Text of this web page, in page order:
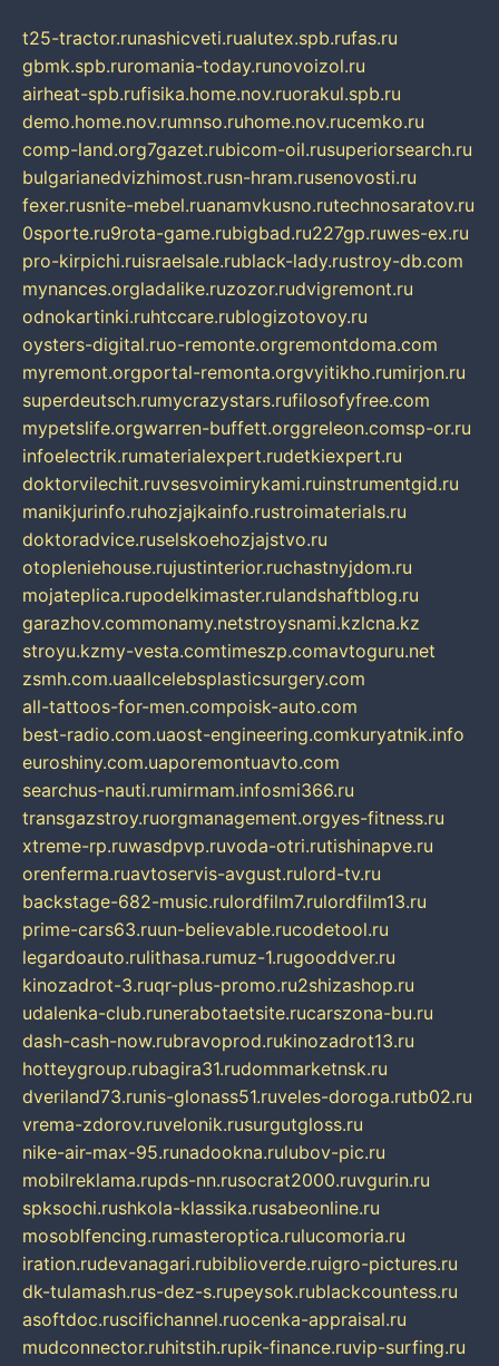
t25-tractor.runashicveti.rualutex.spb.rufas.ru
gbmk.spb.ruromania-today.runovoizol.ru
airheat-spb.rufisika.home.nov.ruorakul.spb.ru
demo.home.nov.rumnso.ruhome.nov.rucemko.ru
comp-land.org7gazet.rubicom-oil.rusuperiorsearch.ru
bulgarianedvizhimost.rusn-hram.rusenovosti.ru
fexer.rusnite-mebel.ruanamvkusno.rutechnosaratov.ru
0sporte.ru9rota-game.rubigbad.ru227gp.ruwes-ex.ru
pro-kirpichi.ruisraelsale.rublack-lady.rustroy-db.com
mynances.orgladalike.ruzozor.rudvigremont.ru
odnokartinki.ruhtccare.rublogizotovoy.ru
oysters-digital.ruo-remonte.orgremontdoma.com
myremont.orgportal-remonta.orgvyitikho.rumirjon.ru
superdeutsch.rumycrazystars.rufilosofyfree.com
mypetslife.orgwarren-buffett.orggreleon.comsp-or.ru
infoelectrik.rumaterialexpert.rudetkiexpert.ru
doktorvilechit.ruvsesvoimirykami.ruinstrumentgid.ru
manikjurinfo.ruhozjajkainfo.rustroimaterials.ru
doktoradvice.ruselskoehozjajstvo.ru
otopleniehouse.rujustinterior.ruchastnyjdom.ru
mojateplica.rupodelkimaster.rulandshaftblog.ru
garazhov.commonamy.netstroysnami.kzlcna.kz
stroyu.kzmy-vesta.comtimeszp.comavtoguru.net
zsmh.com.uaallcelebsplasticsurgery.com
all-tattoos-for-men.compoisk-auto.com
best-radio.com.uaost-engineering.comkuryatnik.info
euroshiny.com.uaporemontuavto.com
searchus-nauti.rumirmam.infosmi366.ru
transgazstroy.ruorgmanagement.orgyes-fitness.ru
xtreme-rp.ruwasdpvp.ruvoda-otri.rutishinapve.ru
orenferma.ruavtoservis-avgust.rulord-tv.ru
backstage-682-music.rulordfilm7.rulordfilm13.ru
prime-cars63.ruun-believable.rucodetool.ru
legardoauto.rulithasa.rumuz-1.rugooddver.ru
kinozadrot-3.ruqr-plus-promo.ru2shizashop.ru
udalenka-club.runerabotaetsite.rucarszona-bu.ru
dash-cash-now.rubravoprod.rukinozadrot13.ru
hotteygroup.rubagira31.rudommarketnsk.ru
dveriland73.runis-glonass51.ruveles-doroga.rutb02.ru
vrema-zdorov.ruvelonik.rusurgutgloss.ru
nike-air-max-95.runadookna.rulubov-pic.ru
mobilreklama.rupds-nn.rusocrat2000.ruvgurin.ru
spksochi.rushkola-klassika.rusabeonline.ru
mosoblfencing.rumasteroptica.rulucomoria.ru
iration.rudevanagari.rubiblioverde.ruigro-pictures.ru
dk-tulamash.rus-dez-s.rupeysok.rublackcountess.ru
asoftdoc.ruscifichannel.ruocenka-appraisal.ru
mudconnector.ruhitstih.rupik-finance.ruvip-surfing.ru